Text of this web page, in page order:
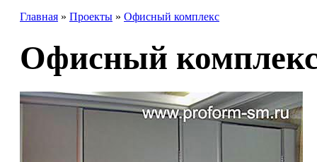
Главная » Проекты » Офисный комплекс
Офисный